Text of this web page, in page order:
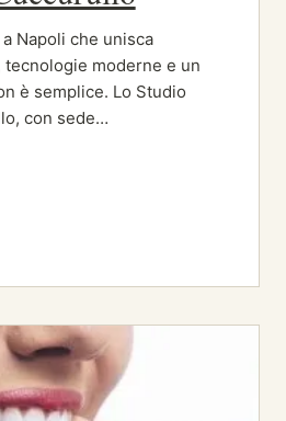
Napoli che unisca
moderne e un
è semplice. Lo Studio
con sede…